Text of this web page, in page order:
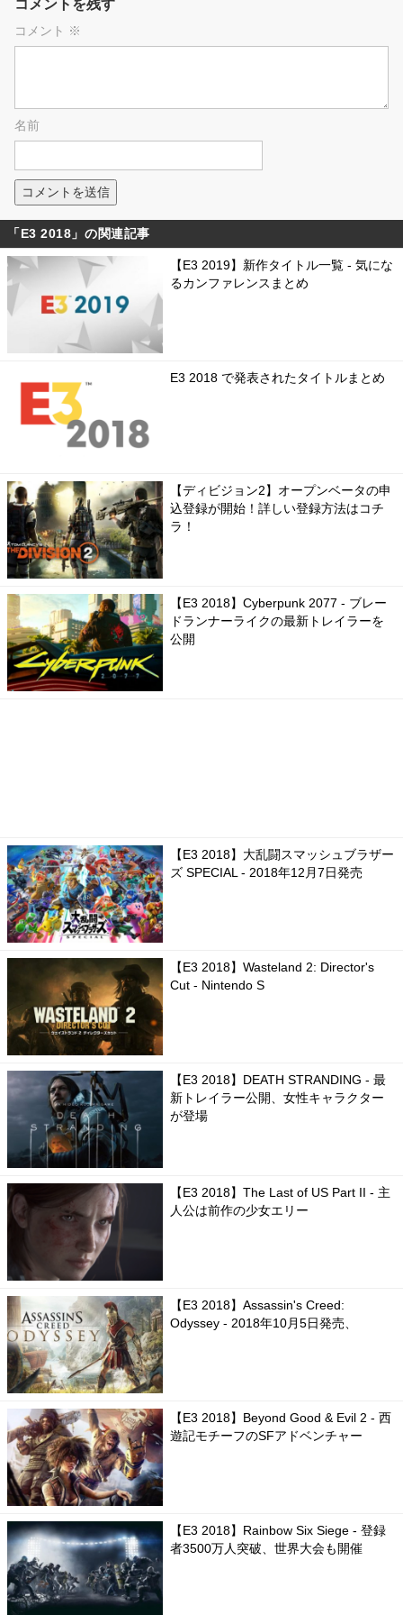
コメントを残す
コメント ※
名前
「E3 2018」の関連記事
【E3 2019】新作タイトル一覧 - 気にな
るカンファレンスまとめ
E3 2018 で発表されたタイトルまとめ
【ディビジョン2】オープンベータの申
込登録が開始！詳しい登録方法はコチ
ラ！
【E3 2018】Cyberpunk 2077 - ブレー
ドランナーライクの最新トレイラーを
公開
【E3 2018】大乱闘スマッシュブラザー
ズ SPECIAL - 2018年12月7日発売
【E3 2018】Wasteland 2: Director's
Cut - Nintendo S
【E3 2018】DEATH STRANDING - 最
新トレイラー公開、女性キャラクター
が登場
【E3 2018】The Last of US Part II - 主
人公は前作の少女エリー
【E3 2018】Assassin's Creed:
Odyssey - 2018年10月5日発売、
【E3 2018】Beyond Good & Evil 2 - 西
遊記モチーフのSFアドベンチャー
【E3 2018】Rainbow Six Siege - 登録
者3500万人突破、世界大会も開催